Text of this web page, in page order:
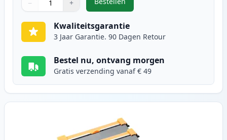
Gebruik de knoppen om aan te passen
− +
1 ,5 stuks Brother TN2220
Kwaliteitsgarantie
3 Jaar Garantie. 90 Dagen Retour
Bestel nu, ontvang morgen
Gratis verzending vanaf € 49